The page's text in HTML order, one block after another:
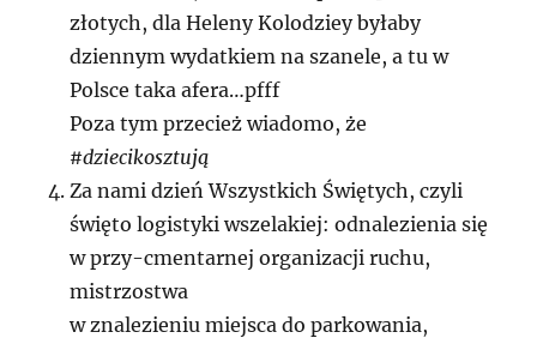
złotych, dla Heleny Kolodziey byłaby
dziennym wydatkiem na szanele, a tu w
Polsce taka afera…pfff
Poza tym przecież wiadomo, że
#dziecikosztują
Za nami dzień Wszystkich Świętych, czyli
święto logistyki wszelakiej: odnalezienia się
w przy-cmentarnej organizacji ruchu,
mistrzostwa
w znalezieniu miejsca do parkowania,